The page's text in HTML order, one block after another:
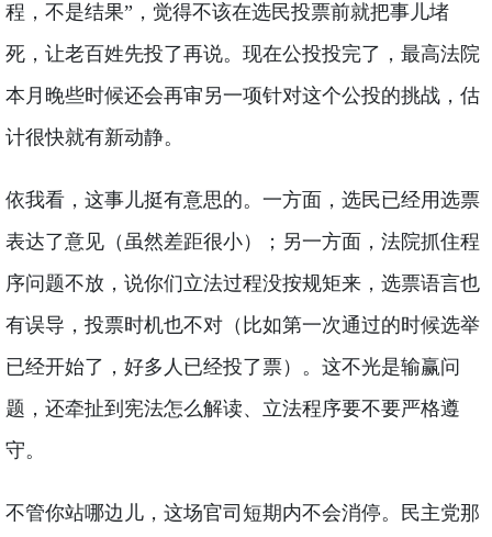
程，不是结果”，觉得不该在选民投票前就把事儿堵
死，让老百姓先投了再说。现在公投投完了，最高法院
本月晚些时候还会再审另一项针对这个公投的挑战，估
计很快就有新动静。
依我看，这事儿挺有意思的。一方面，选民已经用选票
表达了意见（虽然差距很小）；另一方面，法院抓住程
序问题不放，说你们立法过程没按规矩来，选票语言也
有误导，投票时机也不对（比如第一次通过的时候选举
已经开始了，好多人已经投了票）。这不光是输赢问
题，还牵扯到宪法怎么解读、立法程序要不要严格遵
守。
不管你站哪边儿，这场官司短期内不会消停。民主党那